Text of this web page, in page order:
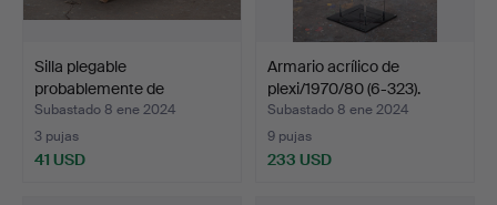
Silla plegable
probablemente de
Escandinav…
Subastado 8 ene 2024
3 pujas
41 USD
Armario acrílico de
plexi/1970/80 (6-323).
Subastado 8 ene 2024
9 pujas
233 USD